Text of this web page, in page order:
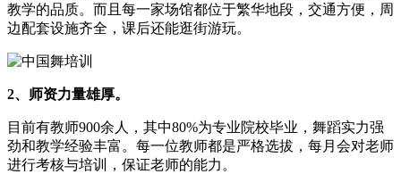
教学的品质。而且每一家场馆都位于繁华地段，交通方便，周
边配套设施齐全，课后还能逛街游玩。
2、师资力量雄厚。
目前有教师900余人，其中80%为专业院校毕业，舞蹈实力强
劲和教学经验丰富。每一位教师都是严格选拔，每月会对老师
进行考核与培训，保证老师的能力。